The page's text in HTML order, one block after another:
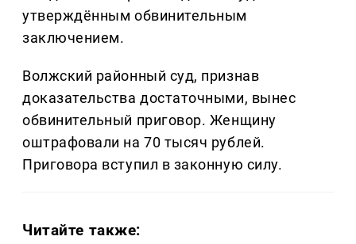
утверждённым обвинительным
заключением.
Волжский районный суд, признав
доказательства достаточными, вынес
обвинительный приговор. Женщину
оштрафовали на 70 тысяч рублей.
Приговора вступил в законную силу.
Читайте также: